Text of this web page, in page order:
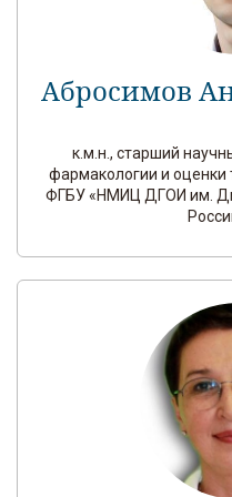
Абросимов
к.м.н., старший
фармакологии и оценки
ФГБУ «НМИЦ ДГОИ им.